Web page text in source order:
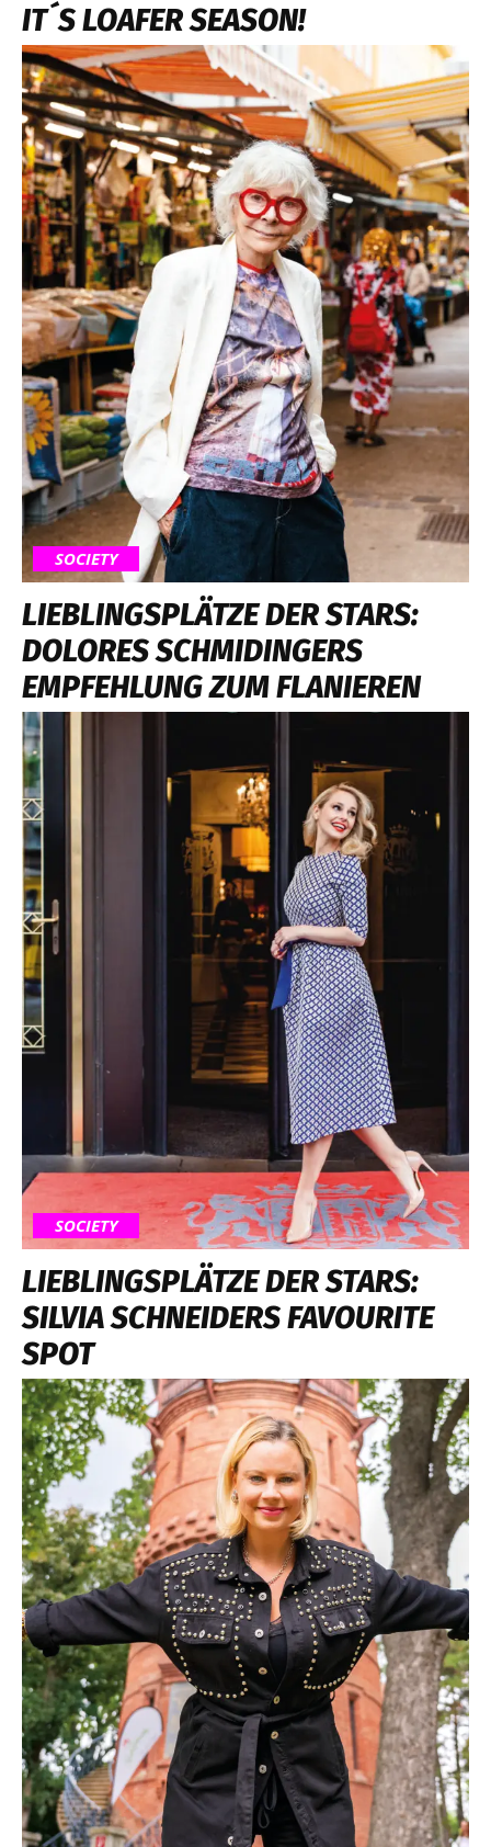
IT´S LOAFER SEASON!
SOCIETY
LIEBLINGSPLÄTZE DER STARS:
DOLORES SCHMIDINGERS
EMPFEHLUNG ZUM FLANIEREN
SOCIETY
LIEBLINGSPLÄTZE DER STARS:
SILVIA SCHNEIDERS FAVOURITE
SPOT